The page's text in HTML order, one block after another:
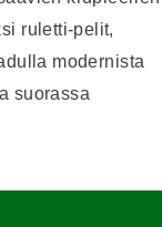
ruletti-pelit,
modernista
suorassa